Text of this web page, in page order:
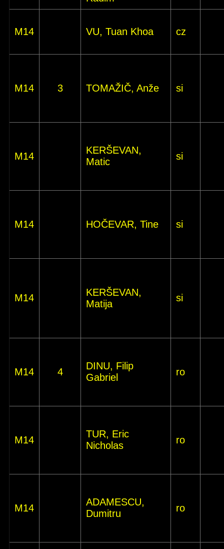
M14 VU, Tuan Khoa cz
M14 3 TOMAŽIČ, Anže si
M14
KERŠEVAN,
Matic
si
M14 HOČEVAR, Tine si
M14
KERŠEVAN,
Matija
si
M14 4
DINU, Filip
Gabriel
ro
M14
TUR, Eric
Nicholas
ro
M14
ADAMESCU,
Dumitru
ro